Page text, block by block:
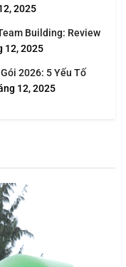
2025
Building: Review
12, 2025
2026: 5 Yếu Tố
12, 2025